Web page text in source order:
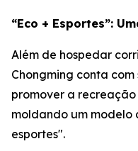
“Eco + Esportes”:
Além de hospedar
Chongming conta
promover a
moldando um modelo
esportes".